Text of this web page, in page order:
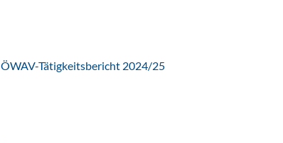
ÖWAV-Tätigkeitsbericht 2024/25